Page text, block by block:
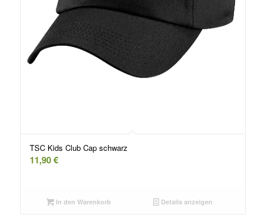
TSC Kids Club Cap schwarz
11,90€
In den Warenkorb Details anzeigen